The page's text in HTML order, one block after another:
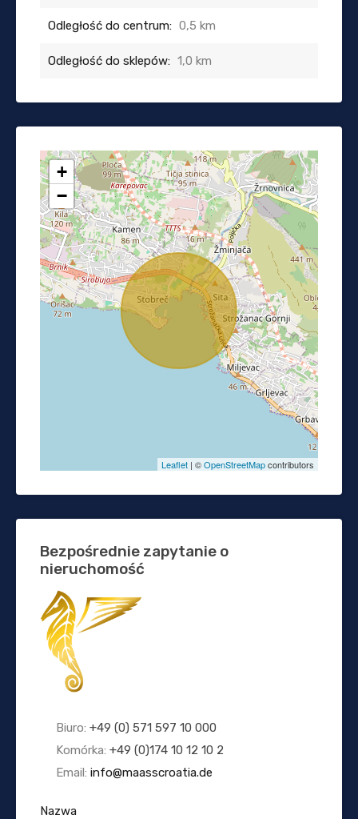
Odległość do centrum: 0,5 km
Odległość do sklepów: 1,0 km
+
−
Leaflet | ©OpenStreetMapcontributors
Bezpośrednie zapytanie o
nieruchomość
Biuro: +49 (0) 571 597 10 000
Komórka: +49 (0)174 10 12 10 2
Email: info@maasscroatia.de
Nazwa